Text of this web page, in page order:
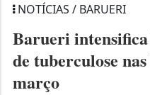
NOTÍCIAS / BARUERI
Barueri intensifica
de tuberculose
março